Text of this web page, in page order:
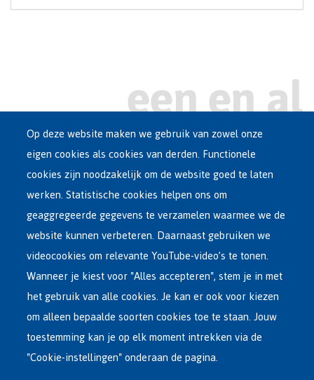
Main
Dutch
Menu
ASIEL IN BELGIË
OPVANGNETWERK
VRIJWILLIGE TERUGKEER
INTERNATIONAAL
OVER FEDASIL
Op deze website maken we gebruik van zowel onze
eigen cookies als cookies van derden. Functionele
cookies zijn noodzakelijk om de website goed te laten
werken. Statistische cookies helpen ons om
geaggregeerde gegevens te verzamelen waarmee we de
website kunnen verbeteren. Daarnaast gebruiken we
videocookies om relevante YouTube-video’s te tonen.
Wanneer je kiest voor "Alles accepteren", stem je in met
het gebruik van alle cookies. Je kan er ook voor kiezen
om alleen bepaalde soorten cookies toe te staan. Jouw
toestemming kan je op elk moment intrekken via de
"Cookie-instellingen" onderaan de pagina.